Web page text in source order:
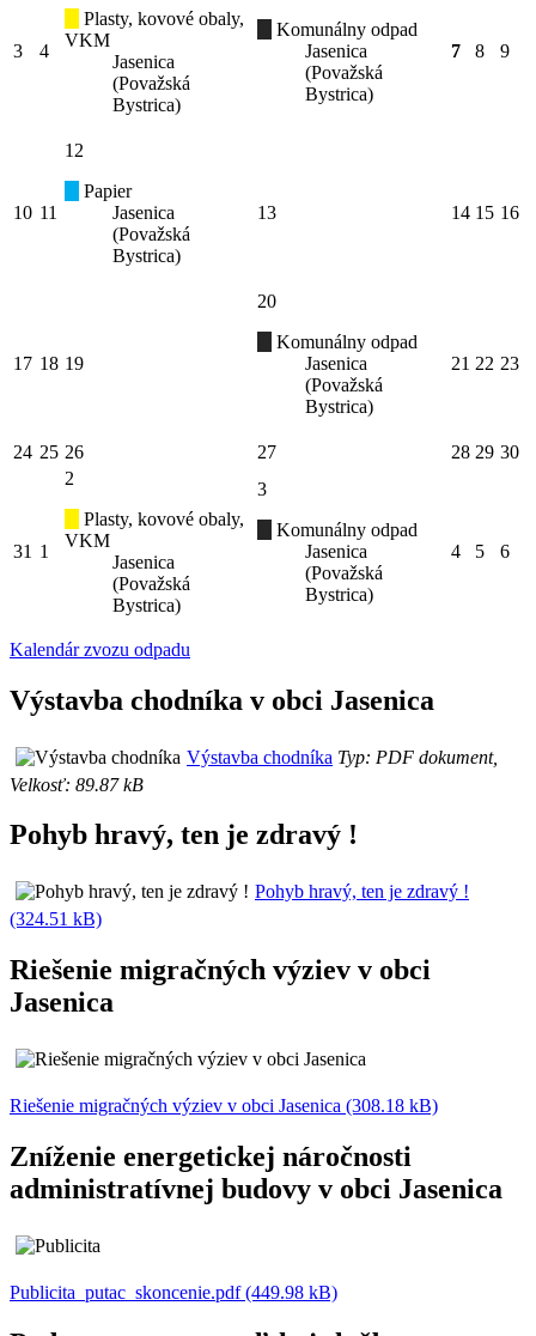
3 4
Plasty, kovové obaly,
VKM
Jasenica
(Považská
Bystrica)
Komunálny odpad
Jasenica
(Považská
Bystrica)
7 8 9
10 11
12
Papier
Jasenica
(Považská
Bystrica)
13 14 15 16
17 18 19
20
Komunálny odpad
Jasenica
(Považská
Bystrica)
21 22 23
24 25 26 27 28 29 30
31 1
2
Plasty, kovové obaly,
VKM
Jasenica
(Považská
Bystrica)
3
Komunálny odpad
Jasenica
(Považská
Bystrica)
4 5 6
Kalendár zvozu odpadu
Výstavba chodníka v obci Jasenica
Výstavba chodníka Typ: PDF dokument,
Velkosť: 89.87 kB
Pohyb hravý, ten je zdravý !
Pohyb hravý, ten je zdravý !
(324.51 kB)
Riešenie migračných výziev v obci
Jasenica
Riešenie migračných výziev v obci Jasenica (308.18 kB)
Zníženie energetickej náročnosti
administratívnej budovy v obci Jasenica
Publicita_putac_skoncenie.pdf (449.98 kB)